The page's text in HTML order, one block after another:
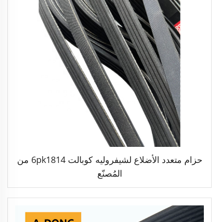
حزام متعدد الأضلاع لشيفروليه كوبالت 6pk1814 من
المُصنّع